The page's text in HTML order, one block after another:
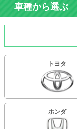
車種から選ぶ
トヨタ
ホンダ